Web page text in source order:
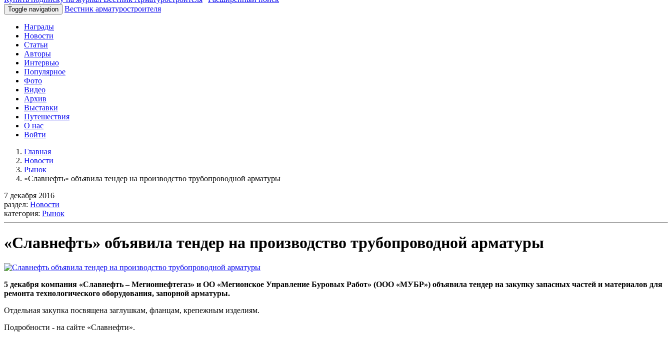
Toggle navigation Вестник арматуростроителя
Награды
Новости
Статьи
Авторы
Интервью
Популярное
Фото
Видео
Архив
Выставки
Путешествия
О нас
Войти
Главная
Новости
Рынок
«Славнефть» объявила тендер на производство трубопроводной арматуры
7 декабря 2016
раздел: Новости
категория: Рынок
«Славнефть» объявила тендер на производство трубопроводной арматуры
5 декабря компания «Славнефть – Мегионнефтегаз» и ОО «Мегионское Управление Буровых Работ» (ООО «МУБР») объявила тендер на закупку запасных частей и материалов для
ремонта технологического оборудования, запорной арматуры.
Отдельная закупка посвящена заглушкам, фланцам, крепежным изделиям.
Подробности - на сайте «Славнефти».